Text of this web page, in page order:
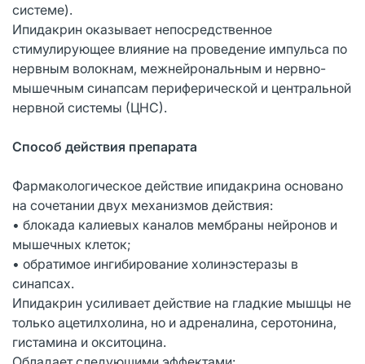
системе).
Ипидакрин оказывает непосредственное
стимулирующее влияние на проведение импульса по
нервным волокнам, межнейрональным и нервно-
мышечным синапсам периферической и центральной
нервной системы (ЦНС).
Способ действия препарата
Фармакологическое действие ипидакрина основано
на сочетании двух механизмов действия:
• блокада калиевых каналов мембраны нейронов и
мышечных клеток;
• обратимое ингибирование холинэстеразы в
синапсах.
Ипидакрин усиливает действие на гладкие мышцы не
только ацетилхолина, но и адреналина, серотонина,
гистамина и окситоцина.